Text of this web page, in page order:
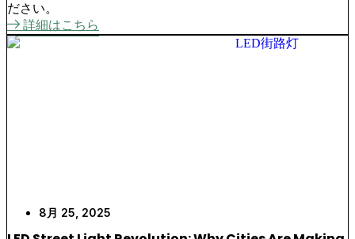
ださい。
詳細はこちら
8月 25, 2025